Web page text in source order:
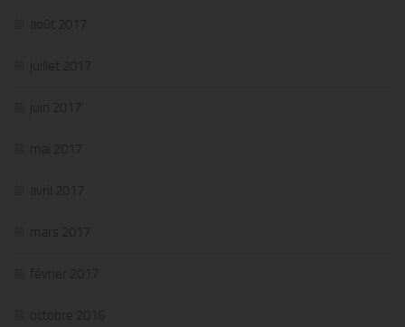
août 2017
juillet 2017
juin 2017
mai 2017
avril 2017
mars 2017
février 2017
octobre 2016